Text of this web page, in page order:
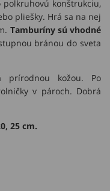
konštrukciu,
pliešky. Hrá sa na nej
Tamburíny sú vhodné
bránou do sveta
prírodnou kožou. Po
v pároch. Dobrá
25 cm.